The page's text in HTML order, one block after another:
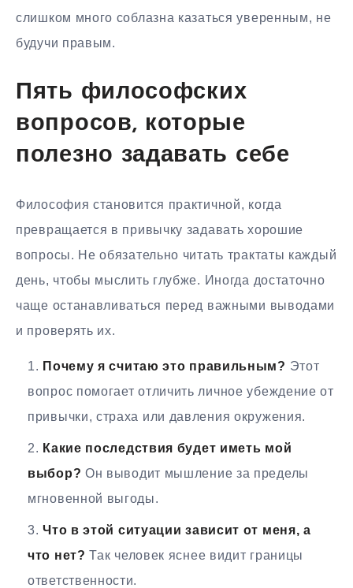
слишком много соблазна казаться уверенным, не
будучи правым.
Пять философских
вопросов, которые
полезно задавать себе
Философия становится практичной, когда
превращается в привычку задавать хорошие
вопросы. Не обязательно читать трактаты каждый
день, чтобы мыслить глубже. Иногда достаточно
чаще останавливаться перед важными выводами
и проверять их.
Почему я считаю это правильным? Этот
вопрос помогает отличить личное убеждение от
привычки, страха или давления окружения.
Какие последствия будет иметь мой
выбор? Он выводит мышление за пределы
мгновенной выгоды.
Что в этой ситуации зависит от меня, а
что нет? Так человек яснее видит границы
ответственности.